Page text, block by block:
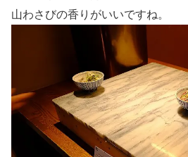
山わさびの香りがいいですね。